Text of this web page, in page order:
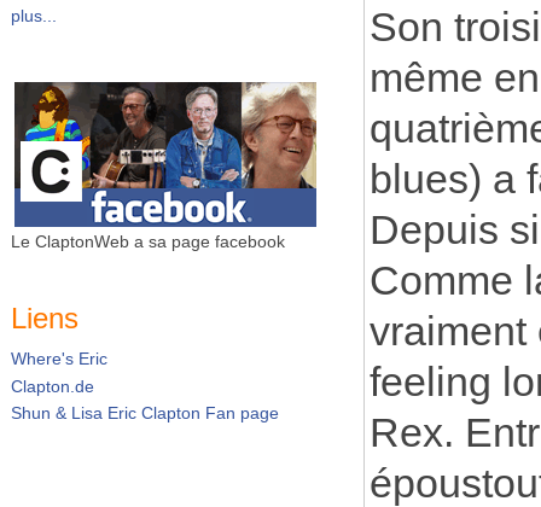
plus...
Le ClaptonWeb a sa page facebook
Liens
Where's Eric
Clapton.de
Shun & Lisa Eric Clapton Fan page
Son
même
blues) a
Depuis
Comme
vraiment
feeling
Rex.